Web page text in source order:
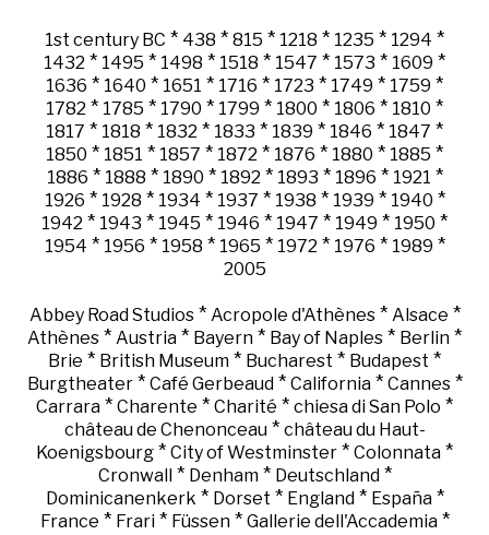
1st century BC * 438 * 815 * 1218 * 1235 * 1294 *
1432 * 1495 * 1498 * 1518 * 1547 * 1573 * 1609 *
1636 * 1640 * 1651 * 1716 * 1723 * 1749 * 1759 *
1782 * 1785 * 1790 * 1799 * 1800 * 1806 * 1810 *
1817 * 1818 * 1832 * 1833 * 1839 * 1846 * 1847 *
1850 * 1851 * 1857 * 1872 * 1876 * 1880 * 1885 *
1886 * 1888 * 1890 * 1892 * 1893 * 1896 * 1921 *
1926 * 1928 * 1934 * 1937 * 1938 * 1939 * 1940 *
1942 * 1943 * 1945 * 1946 * 1947 * 1949 * 1950 *
1954 * 1956 * 1958 * 1965 * 1972 * 1976 * 1989 *
2005
Abbey Road Studios* Acropole d'Athènes* Alsace *
Athènes * Austria * Bayern * Bay of Naples * Berlin *
Brie * British Museum * Bucharest * Budapest *
Burgtheater* Café Gerbeaud* California* Cannes*
Carrara * Charente * Charité * chiesa di San Polo *
château de Chenonceau* château du Haut-
Koenigsbourg * City of Westminster * Colonnata *
Cronwall * Denham* Deutschland*
Dominicanenkerk * Dorset * England* España*
France * Frari* Füssen* Gallerie dell'Accademia*